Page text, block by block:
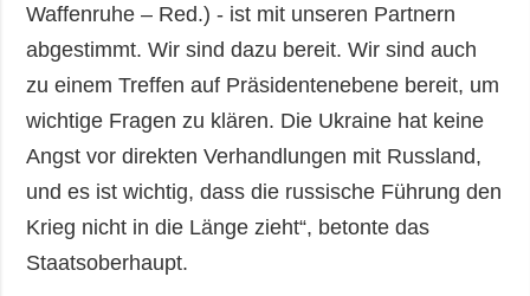
Waffenruhe – Red.) - ist mit unseren Partnern
abgestimmt. Wir sind dazu bereit. Wir sind auch
zu einem Treffen auf Präsidentenebene bereit, um
wichtige Fragen zu klären. Die Ukraine hat keine
Angst vor direkten Verhandlungen mit Russland,
und es ist wichtig, dass die russische Führung den
Krieg nicht in die Länge zieht“, betonte das
Staatsoberhaupt.